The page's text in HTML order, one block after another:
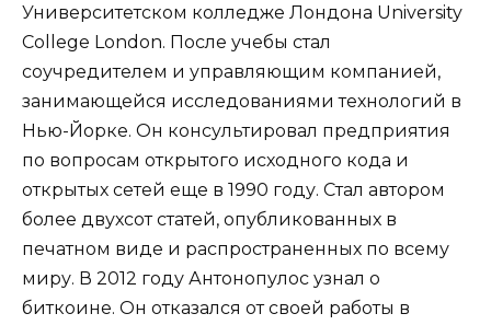
Университетском колледже Лондона University
College London. После учебы стал
соучредителем и управляющим компанией,
занимающейся исследованиями технологий в
Нью-Йорке. Он консультировал предприятия
по вопросам открытого исходного кода и
открытых сетей еще в 1990 году. Стал автором
более двухсот статей, опубликованных в
печатном виде и распространенных по всему
миру. В 2012 году Антонопулос узнал о
биткоине. Он отказался от своей работы в